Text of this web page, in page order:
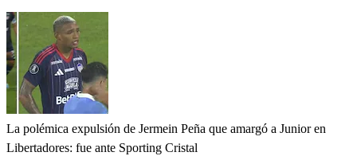
La polémica expulsión de Jermein Peña que amargó a Junior en
Libertadores: fue ante Sporting Cristal